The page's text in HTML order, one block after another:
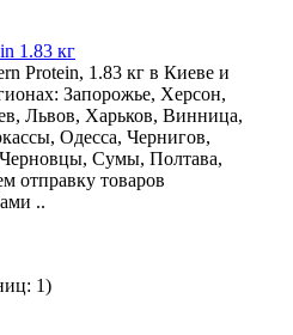
1.83 кг
Protein, 1.83 кг в Киеве и
Запорожье, Херсон,
Львов, Харьков, Винница,
Одесса, Чернигов,
Сумы, Полтава,
отправку товаров
..
1)